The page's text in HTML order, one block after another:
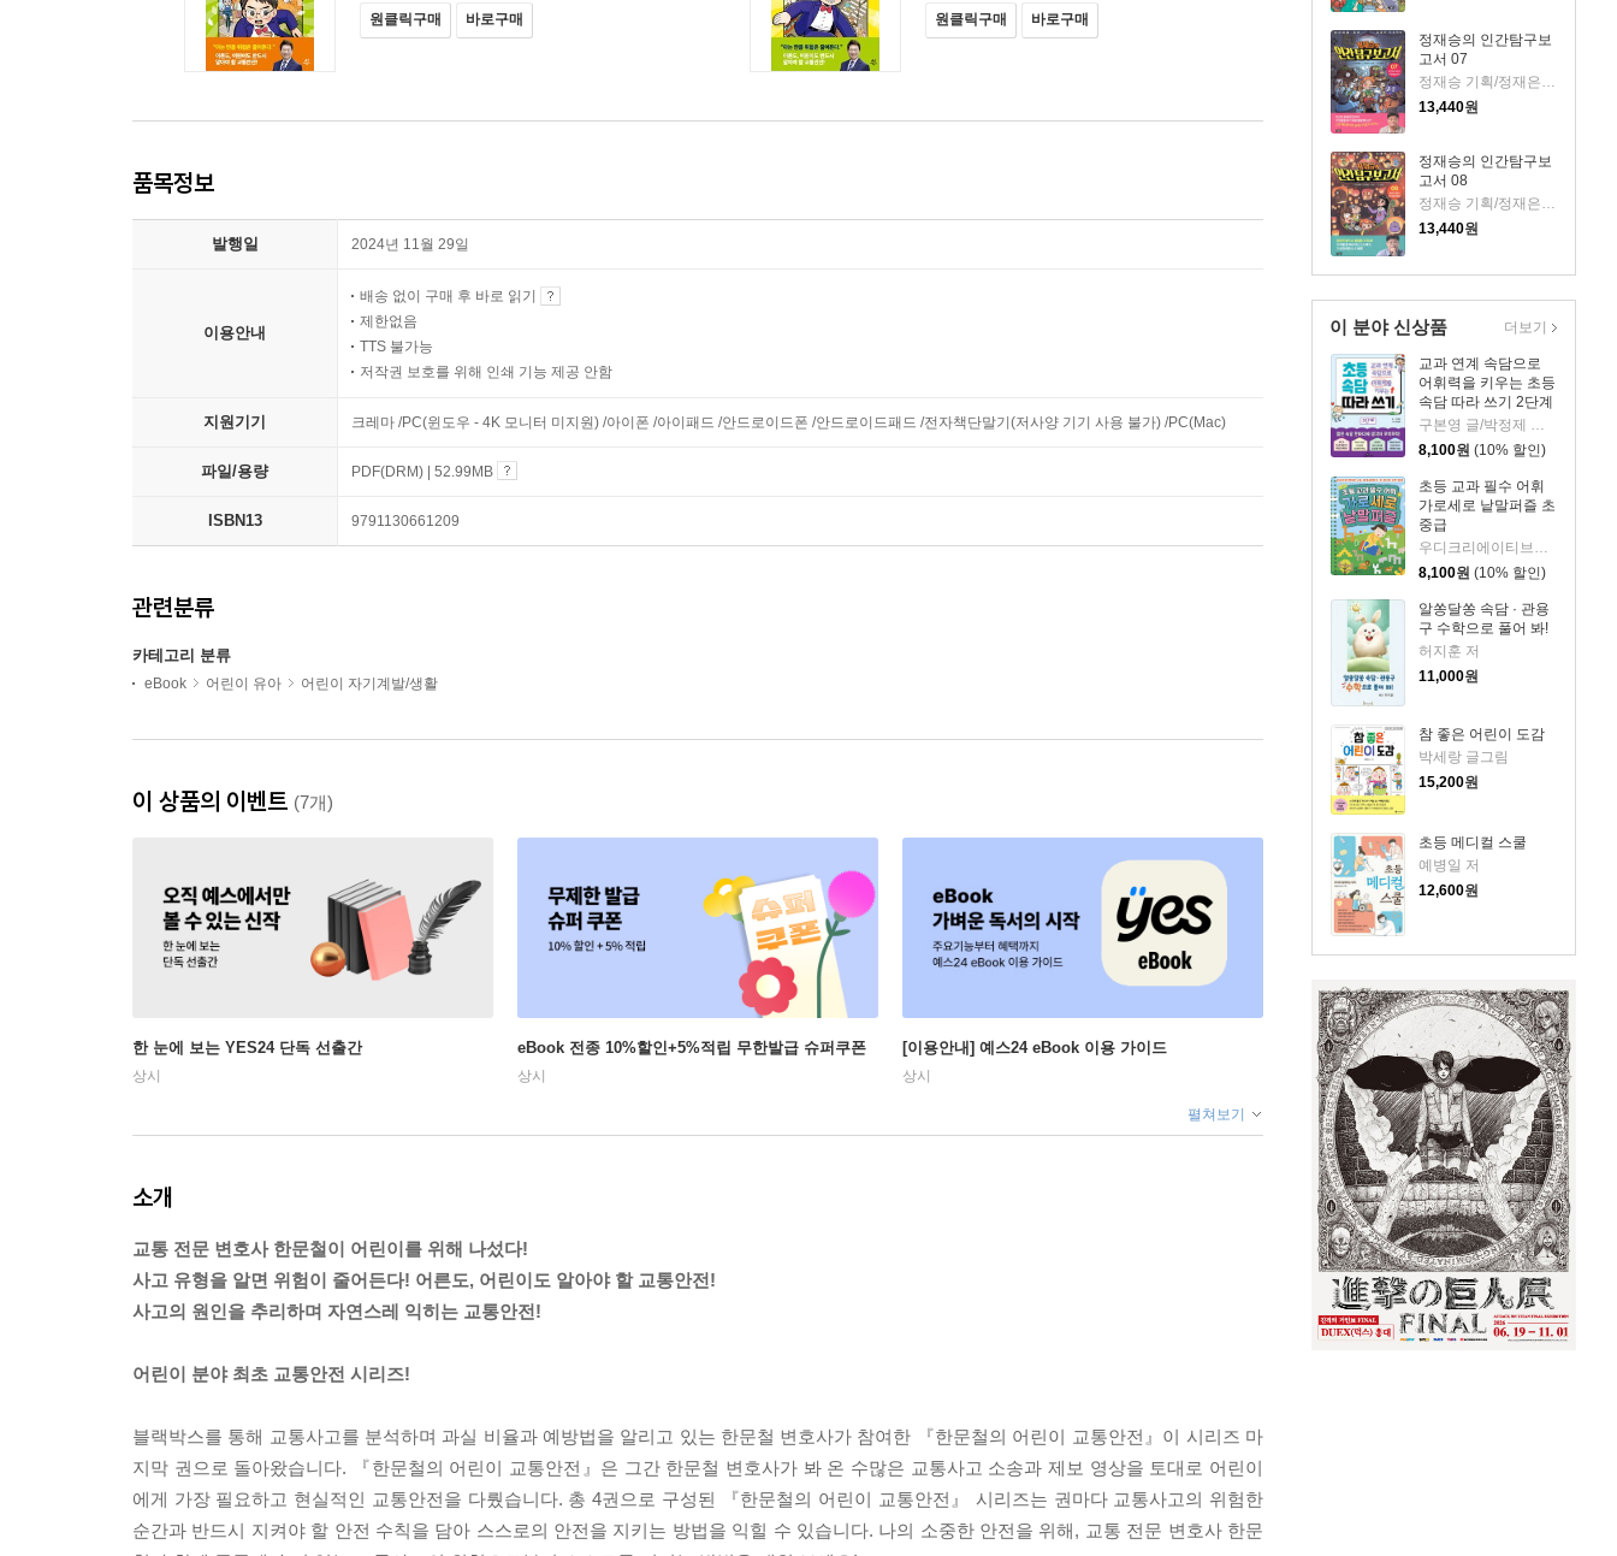
정재승의 인간탐구보
고서 07
정재승 기획/정재은,이고은 글/김현민 그림
13,440원
정재승의 인간탐구보
고서 08
정재승 기획/정재은,이고은 글/김현민 그림
13,440원
이 분야 신상품
교과 연계 속담으로
어휘력을 키우는 초등
속담 따라 쓰기 2단계
8,100원 (10% 할인)
초등 교과 필수 어휘
가로세로 낱말퍼즐 초
중급
8,100원 (10% 할인)
알쏭달쏭 속담 · 관용
구 수학으로 풀어 봐!
허지훈 저
11,000원
참 좋은 어린이 도감
박세랑 글그림
15,200원
초등 메디컬 스쿨
예병일 저
12,600원
더보기
원클릭구매 바로구매 원클릭구매 바로구매
품목정보
발행일 2024년 11월 29일
이용안내
배송 없이 구매 후 바로 읽기
제한없음
TTS 불가능
저작권 보호를 위해 인쇄 기능 제공 안함
지원기기 크레마 /PC(윈도우 - 4K 모니터 미지원) /아이폰 /아이패드 /안드로이드폰 /안드로이드패드 /전자책단말기(저사양 기기 사용 불가) /PC(Mac)
파일/용량 PDF(DRM) | 52.99MB
ISBN13 9791130661209
관련분류
카테고리 분류
eBook 어린이 유아 어린이 자기계발/생활
이 상품의 이벤트 (7개)
한 눈에 보는 YES24 단독 선출간
상시
eBook 전종 10%할인+5%적립 무한발급 슈퍼쿠폰
상시
[이용안내] 예스24 eBook 이용 가이드
상시
펼쳐보기
소개
교통 전문 변호사 한문철이 어린이를 위해 나섰다!
사고 유형을 알면 위험이 줄어든다! 어른도, 어린이도 알아야 할 교통안전!
사고의 원인을 추리하며 자연스레 익히는 교통안전!
어린이 분야 최초 교통안전 시리즈!
블랙박스를 통해 교통사고를 분석하며 과실 비율과 예방법을 알리고 있는 한문철 변호사가 참여한 『한문철의 어린이 교통안전』이 시리즈 마
지막 권으로 돌아왔습니다. 『한문철의 어린이 교통안전』은 그간 한문철 변호사가 봐 온 수많은 교통사고 소송과 제보 영상을 토대로 어린이
에게 가장 필요하고 현실적인 교통안전을 다뤘습니다. 총 4권으로 구성된 『한문철의 어린이 교통안전』 시리즈는 권마다 교통사고의 위험한
순간과 반드시 지켜야 할 안전 수칙을 담아 스스로의 안전을 지키는 방법을 익힐 수 있습니다. 나의 소중한 안전을 위해, 교통 전문 변호사 한문